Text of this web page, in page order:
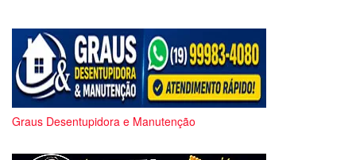
Graus Desentupidora e Manutenção